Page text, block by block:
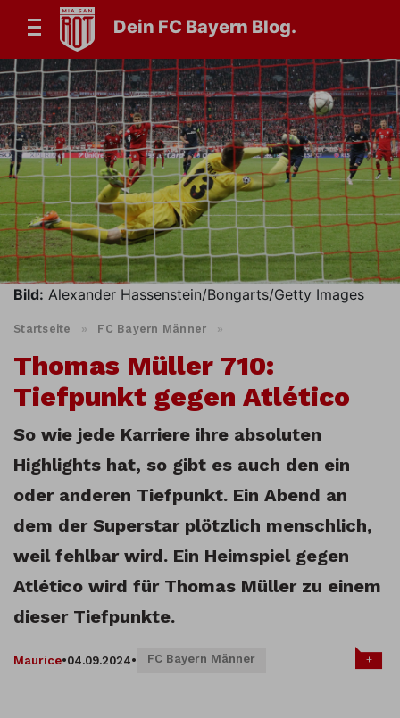
Dein FC Bayern Blog.
Bild: Alexander Hassenstein/Bongarts/Getty Images
Startseite » FC Bayern Männer »
Thomas Müller 710:
Tiefpunkt gegen Atlético
So wie jede Karriere ihre absoluten
Highlights hat, so gibt es auch den ein
oder anderen Tiefpunkt. Ein Abend an
dem der Superstar plötzlich menschlich,
weil fehlbar wird. Ein Heimspiel gegen
Atlético wird für Thomas Müller zu einem
dieser Tiefpunkte.
Maurice•04.09.2024• FC Bayern Männer +